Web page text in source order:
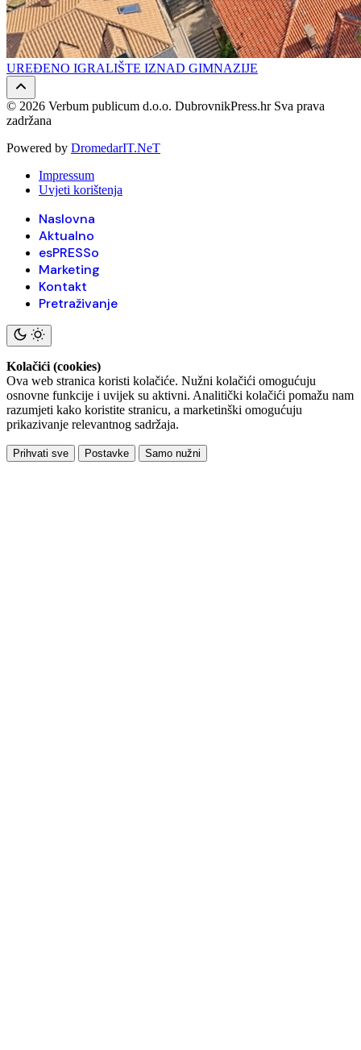
UREĐENO IGRALIŠTE IZNAD GIMNAZIJE
© 2026 Verbum publicum d.o.o. DubrovnikPress.hr Sva prava
zadržana
Powered by DromedarIT.NeT
Impressum
Uvjeti korištenja
Naslovna
Aktualno
esPRESSo
Marketing
Kontakt
Pretraživanje
Kolačići (cookies)
Ova web stranica koristi kolačiće. Nužni kolačići omogućuju
osnovne funkcije i uvijek su aktivni. Analitički kolačići pomažu nam
razumjeti kako koristite stranicu, a marketinški omogućuju
prikazivanje relevantnog sadržaja.
Prihvati sve Postavke Samo nužni